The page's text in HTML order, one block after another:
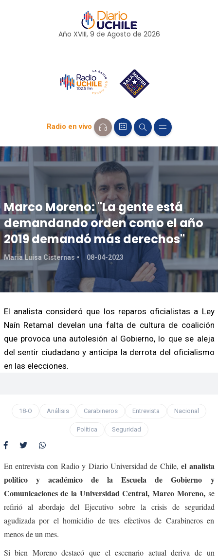
Año XVIII, 9 de Agosto de 2026
Radio en vivo
Marco Moreno: "La gente está
demandando orden como el año
2019 demandó más derechos"
Maria Luisa Cisternas 08-04-2023
El analista consideró que los reparos oficialistas a Ley
Naín Retamal develan una falta de cultura de coalición
que provoca una autolesión al Gobierno, lo que se aleja
del sentir ciudadano y anticipa la derrota del oficialismo
en las elecciones.
18-O Análisis Carabineros Entrevista Nacional
Política Seguridad
En entrevista con Radio y Diario Universidad de Chile, el analista
político y académico de la Escuela de Gobierno y
Comunicaciones de la Universidad Central, Marco Moreno,se
refirió al abordaje del Ejecutivo sobre la crisis de seguridad
agudizada por el homicidio de tres efectivos de Carabineros en
menos de un mes.
Si bien Moreno destacó que el escenario actual deriva de un